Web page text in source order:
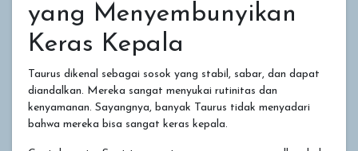
yang Menyembunyikan
Keras Kepala
Taurus dikenal sebagai sosok yang stabil, sabar, dan dapat
diandalkan. Mereka sangat menyukai rutinitas dan
kenyamanan. Sayangnya, banyak Taurus tidak menyadari
bahwa mereka bisa sangat keras kepala.